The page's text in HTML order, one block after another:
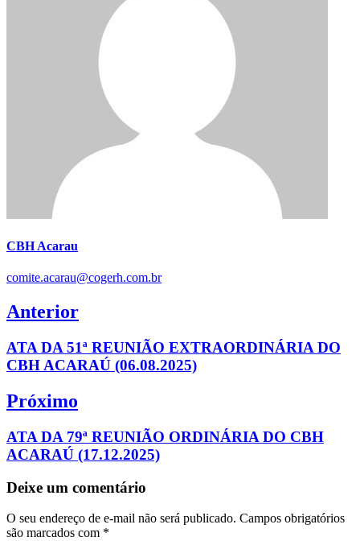
CBH Acarau
comite.acarau@cogerh.com.br
Navegação
Post
Anterior
Previous
post:
ATA DA 51ª REUNIÃO EXTRAORDINÁRIA DO
CBH ACARAÚ (06.08.2025)
Próximo
Next
post:
ATA DA 79ª REUNIÃO ORDINÁRIA DO CBH
ACARAÚ (17.12.2025)
Deixe um comentário
O seu endereço de e-mail não será publicado. Campos obrigatórios
são marcados com *